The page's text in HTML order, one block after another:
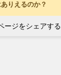
りえるのか？
ージをシェアする